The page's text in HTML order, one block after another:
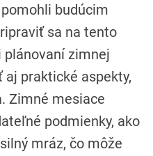
budúcim
sa na tento
plánovaní zimnej
praktické aspekty,
Zimné mesiace
podmienky, ako
mráz, čo môže